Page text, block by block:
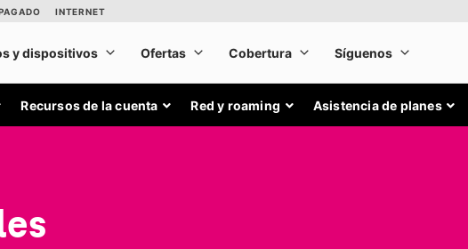
Recursos de la cuenta Red y roaming Asistencia de planes